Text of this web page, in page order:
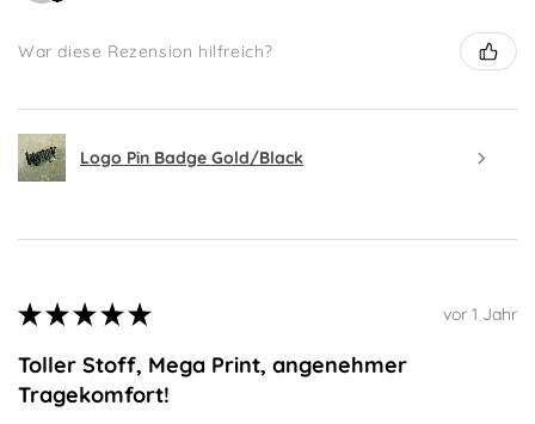
War diese Rezension hilfreich?
Logo Pin Badge Gold/Black
★ ★ ★ ★ ★ vor 1 Jahr
Toller Stoff, Mega Print, angenehmer
Tragekomfort!